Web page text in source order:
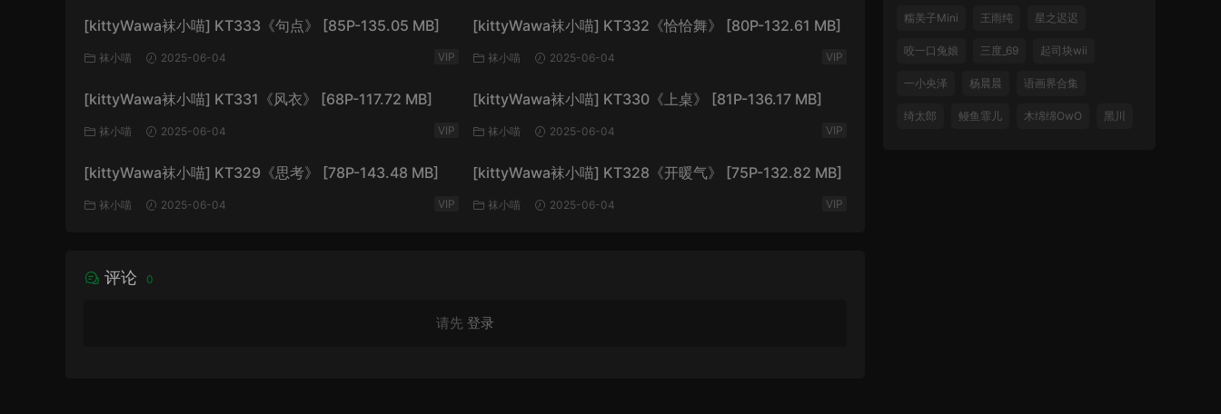
[kittyWawa袜小喵] KT333《句点》 [85P-135.05 MB]
袜小喵 2025-06-04 VIP
[kittyWawa袜小喵] KT332《恰恰舞》 [80P-132.61 MB]
袜小喵 2025-06-04 VIP
[kittyWawa袜小喵] KT331《风衣》 [68P-117.72 MB]
袜小喵 2025-06-04 VIP
[kittyWawa袜小喵] KT330《上桌》 [81P-136.17 MB]
袜小喵 2025-06-04 VIP
[kittyWawa袜小喵] KT329《思考》 [78P-143.48 MB]
袜小喵 2025-06-04 VIP
[kittyWawa袜小喵] KT328《开暖气》 [75P-132.82 MB]
袜小喵 2025-06-04 VIP
评论 0
请先 登录
糯美子Mini 王雨纯 星之迟迟
咬一口兔娘 三度_69 起司块wii
一小央泽 杨晨晨 语画界合集
绮太郎 鳗鱼霏儿 木绵绵OwO 黑川